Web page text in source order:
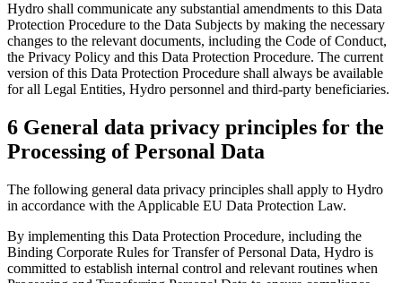
Hydro shall communicate any substantial amendments to this Data
Protection Procedure to the Data Subjects by making the necessary
changes to the relevant documents, including the Code of Conduct,
the Privacy Policy and this Data Protection Procedure. The current
version of this Data Protection Procedure shall always be available
for all Legal Entities, Hydro personnel and third-party beneficiaries.
6 General data privacy principles for the
Processing of Personal Data
The following general data privacy principles shall apply to Hydro
in accordance with the Applicable EU Data Protection Law.
By implementing this Data Protection Procedure, including the
Binding Corporate Rules for Transfer of Personal Data, Hydro is
committed to establish internal control and relevant routines when